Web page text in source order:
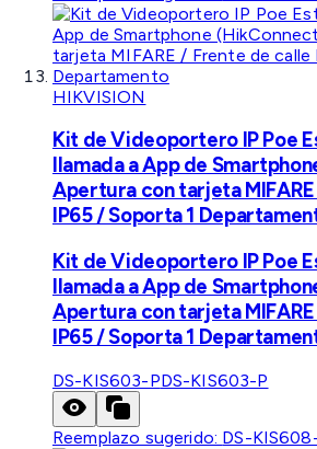
HIKVISION
Kit de Videoportero IP Poe
llamada a App de
Apertura con tarjeta
IP65 / Soporta 1
Kit de Videoportero IP Poe
llamada a App de
Apertura con tarjeta
IP65 / Soporta 1
DS-KIS603-PDS-KIS603-P
Reemplazo sugerido: DS-